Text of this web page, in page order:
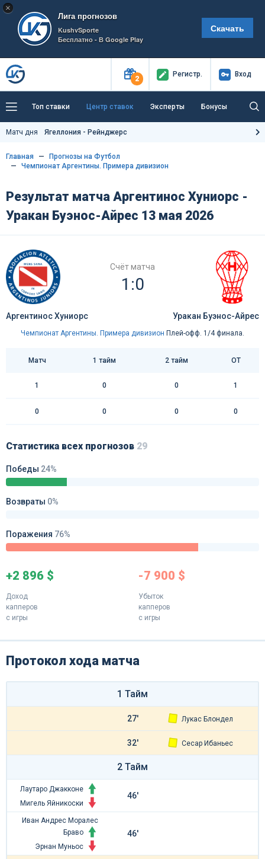
×
Лига прогнозов
KushvSporte
Бесплатно - В Google Play
Скачать
2
Регистр. Вход
Топ ставки Центр ставок Эксперты Бонусы
Тренды Букмекеры
Как тут заработать?
Матч дня Ягеллония - Рейнджерс
Главная
Прогнозы на Футбол
Чемпионат Аргентины. Примера дивизион
Результат матча Аргентинос Хуниорс -
Уракан Буэнос-Айрес 13 мая 2026
Счёт матча
1:0
Аргентинос Хуниорс Уракан Буэнос-Айрес
Чемпионат Аргентины. Примера дивизион Плей-офф. 1/4 финала.
Матч 1 тайм 2 тайм ОТ
1 0 0 1
0 0 0 0
Статистика всех прогнозов 29
Победы 24%
Возвраты 0%
Поражения 76%
+2 896 $
Доход
капперов
с игры
-7 900 $
Убыток
капперов
с игры
Протокол хода матча
1 Тайм
27' Лукас Блондел
32' Сесар Ибаньес
2 Тайм
Лаутаро Джакконе
Мигель Яйникоски
46'
Иван Андрес Моралес
Браво
Эрнан Муньос
46'